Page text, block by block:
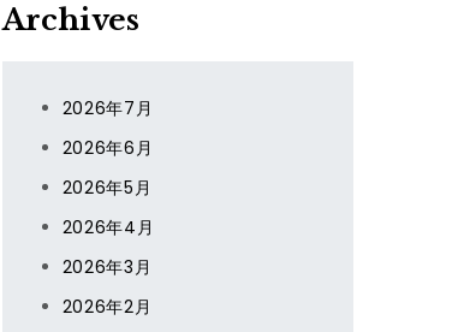
Archives
2026年7月
2026年6月
2026年5月
2026年4月
2026年3月
2026年2月